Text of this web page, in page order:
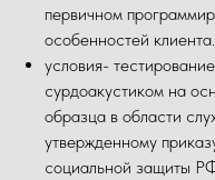
первичном
особенностей клиента.
условия-
сурдоакустиком на
образца в области
утвержденному
социальной защиты